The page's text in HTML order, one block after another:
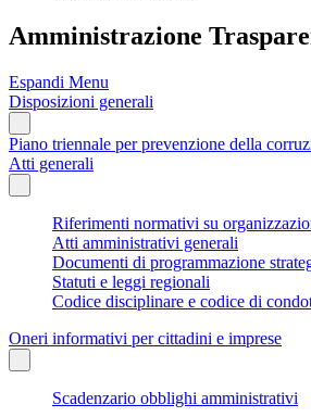
Amministrazione
Espandi Menu
Disposizioni generali
Piano triennale per prevenzione della
Atti generali
Riferimenti normativi su
Atti amministrativi generali
Documenti di programmazione
Statuti e leggi regionali
Codice disciplinare e codice di
Oneri informativi per cittadini e imprese
Scadenzario obblighi amministrativi